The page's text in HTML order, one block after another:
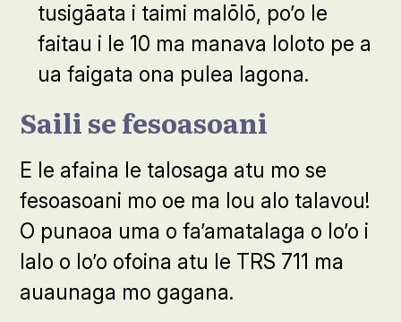
tusigāata i taimi malōlō, po’o le
faitau i le 10 ma manava loloto pe a
ua faigata ona pulea lagona.
Saili se fesoasoani
E le afaina le talosaga atu mo se
fesoasoani mo oe ma lou alo talavou!
O punaoa uma o fa’amatalaga o lo’o i
lalo o lo’o ofoina atu le TRS 711 ma
auaunaga mo gagana.